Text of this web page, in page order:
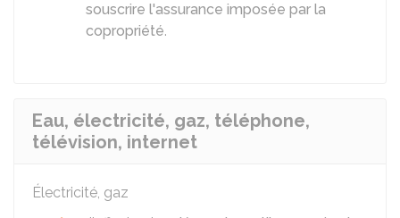
souscrire l'assurance imposée par la
copropriété.
Eau, électricité, gaz, téléphone,
télévision, internet
Électricité, gaz